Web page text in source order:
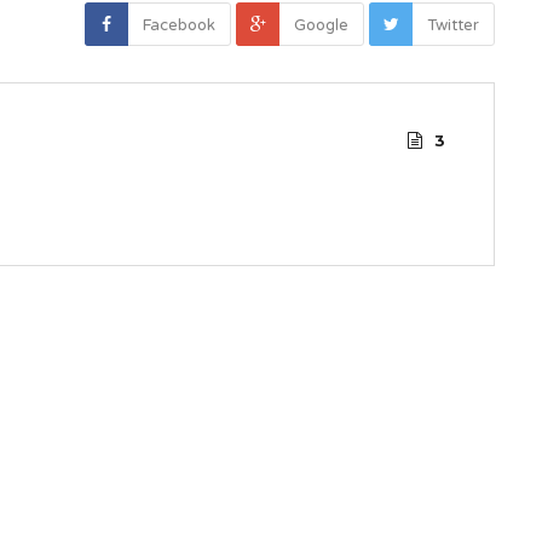
Twitter
Google
Facebook
3